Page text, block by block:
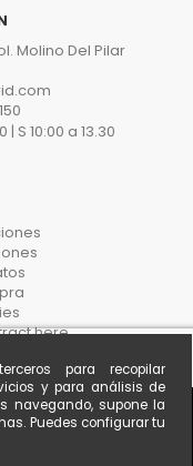
para recopilar
y para análisis de
navegando, supone la
Puedes configurar tu
Molino Del Pilar
| S 10:00 a 13.30
here